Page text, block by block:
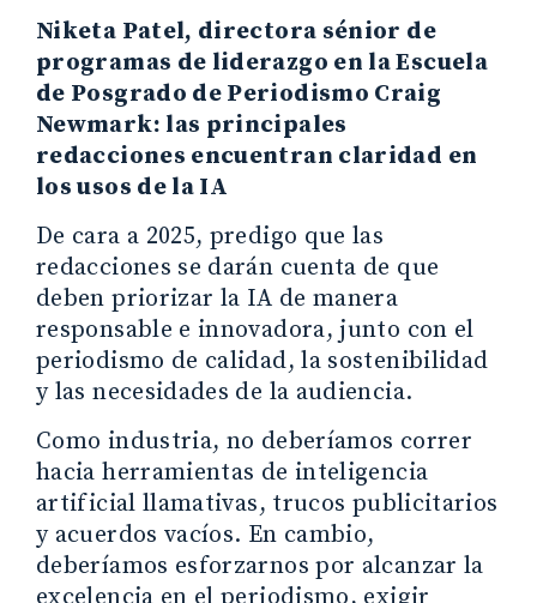
Niketa Patel, directora sénior de
programas de liderazgo en la Escuela
de Posgrado de Periodismo Craig
Newmark: las principales
redacciones encuentran claridad en
los usos de la IA
De cara a 2025, predigo que las
redacciones se darán cuenta de que
deben priorizar la IA de manera
responsable e innovadora, junto con el
periodismo de calidad, la sostenibilidad
y las necesidades de la audiencia.
Como industria, no deberíamos correr
hacia herramientas de inteligencia
artificial llamativas, trucos publicitarios
y acuerdos vacíos. En cambio,
deberíamos esforzarnos por alcanzar la